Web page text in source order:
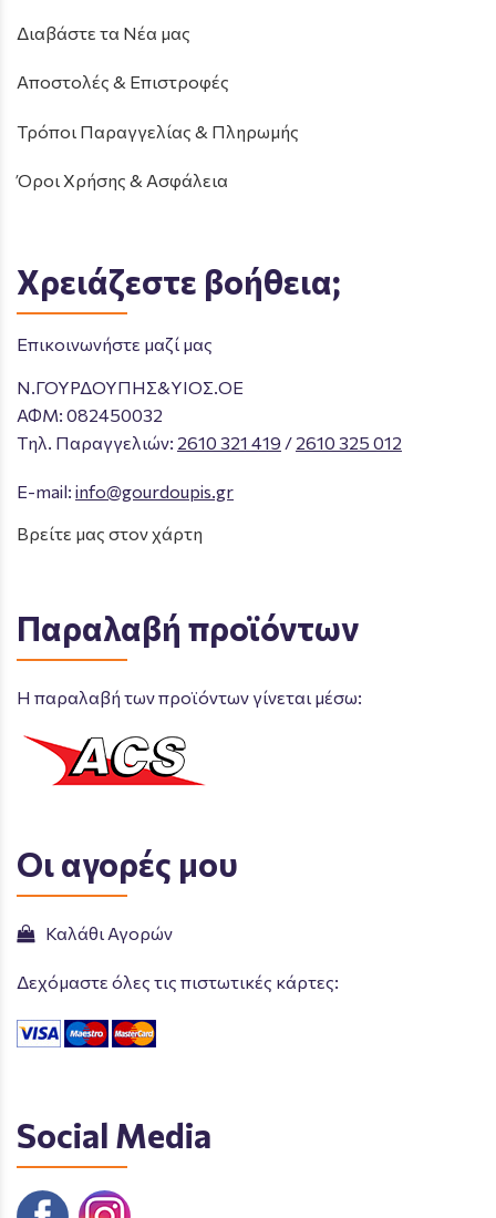
Διαβάστε τα Νέα μας
Αποστολές & Επιστροφές
Τρόποι Παραγγελίας & Πληρωμής
Όροι Χρήσης & Ασφάλεια
Χρειάζεστε βοήθεια;
Επικοινωνήστε μαζί μας
Ν.ΓΟΥΡΔΟΥΠΗΣ&ΥΙΟΣ.ΟΕ
ΑΦΜ: 082450032
Tηλ. Παραγγελιών: 2610 321 419 / 2610 325 012
E-mail: info@gourdoupis.gr
Βρείτε μας στον χάρτη
Παραλαβή προϊόντων
Η παραλαβή των προϊόντων γίνεται μέσω:
Οι αγορές μου
Καλάθι Αγορών
Δεχόμαστε όλες τις πιστωτικές κάρτες:
Social Media